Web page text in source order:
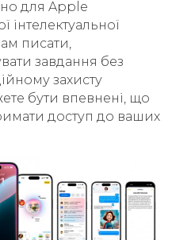
для Apple
писати,
завдання без
захисту
бути впевнені, що
доступ до ваших